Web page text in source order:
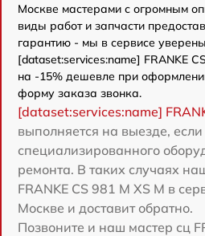
Москве мастерами с огромным
виды работ и запчасти
гарантию - мы в сервисе
[dataset:services:name] FRANKE
на -15% дешевле при
форму заказа звонка.
[dataset:services:name]
выполняется на выезде, если
специализированного
ремонта. В таких случаях
FRANKE CS 981 M XS M в
Москве и доставит обратно.
Позвоните и наш мастер сц